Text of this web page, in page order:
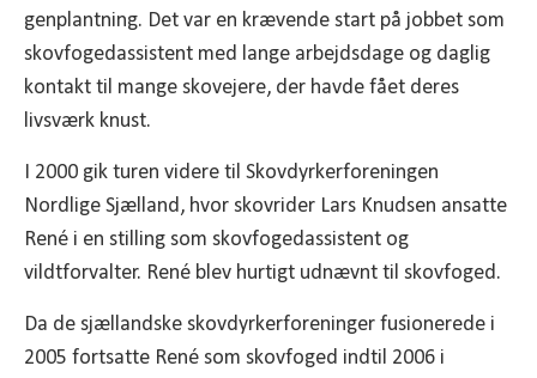
genplantning. Det var en krævende start på jobbet som
skovfogedassistent med lange arbejdsdage og daglig
kontakt til mange skovejere, der havde fået deres
livsværk knust.
I 2000 gik turen videre til Skovdyrkerforeningen
Nordlige Sjælland, hvor skovrider Lars Knudsen ansatte
René i en stilling som skovfogedassistent og
vildtforvalter. René blev hurtigt udnævnt til skovfoged.
Da de sjællandske skovdyrkerforeninger fusionerede i
2005 fortsatte René som skovfoged indtil 2006 i